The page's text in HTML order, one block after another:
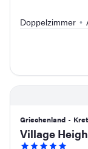
Doppelzimmer •
Griechenland •
Village